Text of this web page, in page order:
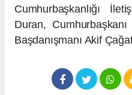
Cumhurbaşkanlığı
Duran,
Başdanışmanı Akif